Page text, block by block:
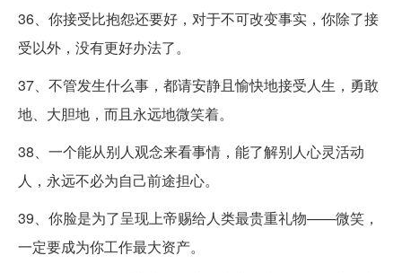
36、你接受比抱怨还要好，对于不可改变事实，你除了接
受以外，没有更好办法了。
37、不管发生什么事，都请安静且愉快地接受人生，勇敢
地、大胆地，而且永远地微笑着。
38、一个能从别人观念来看事情，能了解别人心灵活动
人，永远不必为自己前途担心。
39、你脸是为了呈现上帝赐给人类最贵重礼物——微笑，
一定要成为你工作最大资产。